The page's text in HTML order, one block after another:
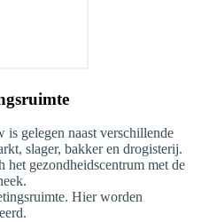
is gelegen naast verschillende
slager, bakker en drogisterij.
het gezondheidscentrum met de
Hier worden